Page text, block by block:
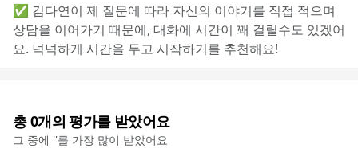
✅ 김다연이 제 질문에 따라 자신의 이야기를 직접 적으며
상담을 이어가기 때문에, 대화에 시간이 꽤 걸릴수도 있겠어
요. 넉넉하게 시간을 두고 시작하기를 추천해요!
총0개의 평가를 받았어요
그 중에 ''를 가장 많이 받았어요